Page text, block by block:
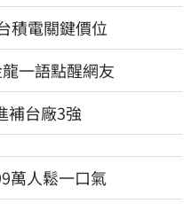
積電關鍵價位
一語點醒網友
補台廠3強
萬人鬆一口氣